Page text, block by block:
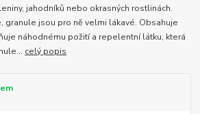
jahodníků nebo okrasných rostlinách.
granule jsou pro ně velmi lákavé. Obsahuje
náhodnému požití a repelentní látku, která
celý popis